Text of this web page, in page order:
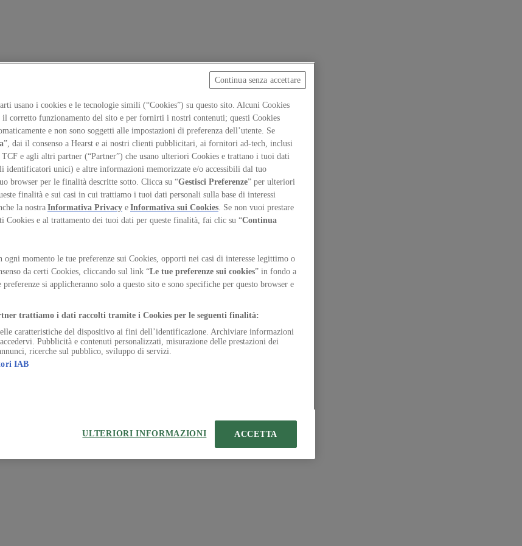
sui Cookies
BRACCO, 6, 20159, MILANO - ITALY
154 - REA di Milano 116 978 6
usano i cookies e le tecnologie simili (“Cookies”) su questo sito. Alcuni Cookies
il corretto funzionamento del sito e per fornirti i nostri contenuti; questi Cookies
e non sono soggetti alle impostazioni di preferenza dell’utente. Se
”, dai il consenso a Hearst e ai nostri clienti pubblicitari, ai fornitori ad-tech, inclusi
e agli altri partner (“Partner”) che usano ulteriori Cookies e trattano i tuoi dati
identificatori unici) e altre informazioni memorizzate e/o accessibili dal tuo
browser per le finalità descritte sotto. Clicca su “Gestisci Preferenze” per ulteriori
finalità e sui casi in cui trattiamo i tuoi dati personali sulla base di interessi
la nostraInformativa Privacy eInformativa sui Cookies. Se non vuoi prestare
Cookies e al trattamento dei tuoi dati per queste finalità, fai clic su “Continua
momento le tue preferenze sui Cookies, opporti nei casi di interesse legittimo o
da certi Cookies, cliccando sul link “Le tue preferenze sui cookies” in fondo a
si applicheranno solo a questo sito e sono specifiche per questo browser e
trattiamo i dati raccolti tramite i Cookies per le seguenti finalità:
caratteristiche del dispositivo ai fini dell’identificazione. Archiviare informazioni
Pubblicità e contenuti personalizzati, misurazione delle prestazioni dei
ricerche sul pubblico, sviluppo di servizi.
IAB
ULTERIORI INFORMAZIONI ACCETTA
Continua senza accettare